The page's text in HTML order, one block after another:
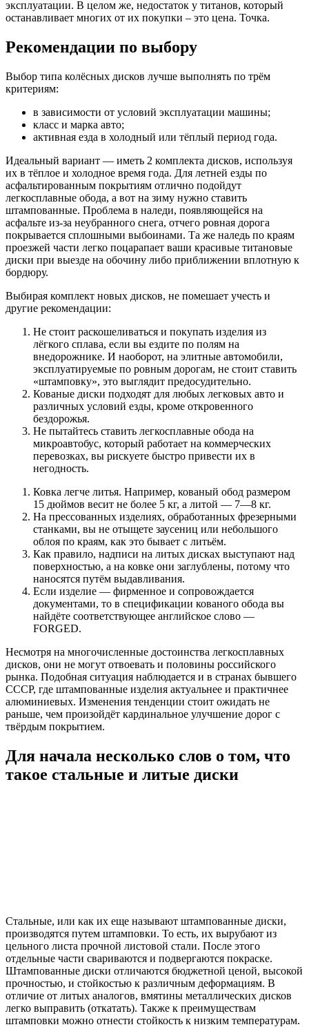
эксплуатации. В целом же, недостаток у титанов, который
останавливает многих от их покупки – это цена. Точка.
Рекомендации по выбору
Выбор типа колёсных дисков лучше выполнять по трём
критериям:
в зависимости от условий эксплуатации машины;
класс и марка авто;
активная езда в холодный или тёплый период года.
Идеальный вариант — иметь 2 комплекта дисков, используя
их в тёплое и холодное время года. Для летней езды по
асфальтированным покрытиям отлично подойдут
легкосплавные обода, а вот на зиму нужно ставить
штампованные. Проблема в наледи, появляющейся на
асфальте из-за неубранного снега, отчего ровная дорога
покрывается сплошными выбоинами. Та же наледь по краям
проезжей части легко поцарапает ваши красивые титановые
диски при выезде на обочину либо приближении вплотную к
бордюру.
Выбирая комплект новых дисков, не помешает учесть и
другие рекомендации:
Не стоит раскошеливаться и покупать изделия из
лёгкого сплава, если вы ездите по полям на
внедорожнике. И наоборот, на элитные автомобили,
эксплуатируемые по ровным дорогам, не стоит ставить
«штамповку», это выглядит предосудительно.
Кованые диски подходят для любых легковых авто и
различных условий езды, кроме откровенного
бездорожья.
Не пытайтесь ставить легкосплавные обода на
микроавтобус, который работает на коммерческих
перевозках, вы рискуете быстро привести их в
негодность.
Ковка легче литья. Например, кованый обод размером
15 дюймов весит не более 5 кг, а литой — 7—8 кг.
На прессованных изделиях, обработанных фрезерными
станками, вы не отыщете заусениц или небольшого
облоя по краям, как это бывает с литьём.
Как правило, надписи на литых дисках выступают над
поверхностью, а на ковке они заглублены, потому что
наносятся путём выдавливания.
Если изделие — фирменное и сопровождается
документами, то в спецификации кованого обода вы
найдёте соответствующее английское слово —
FORGED.
Несмотря на многочисленные достоинства легкосплавных
дисков, они не могут отвоевать и половины российского
рынка. Подобная ситуация наблюдается и в странах бывшего
СССР, где штампованные изделия актуальнее и практичнее
алюминиевых. Изменения тенденции стоит ожидать не
раньше, чем произойдёт кардинальное улучшение дорог с
твёрдым покрытием.
Для начала несколько слов о том, что
такое стальные и литые диски
Стальные, или как их еще называют штампованные диски,
производятся путем штамповки. То есть, их вырубают из
цельного листа прочной листовой стали. После этого
отдельные части свариваются и подвергаются покраске.
Штампованные диски отличаются бюджетной ценой, высокой
прочностью, и стойкостью к различным деформациям. В
отличие от литых аналогов, вмятины металлических дисков
легко выправить (откатать). Также к преимуществам
штамповки можно отнести стойкость к низким температурам.